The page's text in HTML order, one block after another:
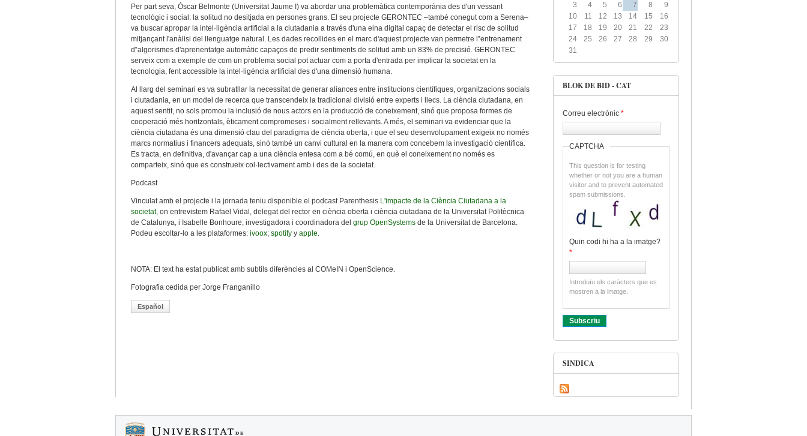
Per part seva, Óscar Belmonte (Universitat Jaume I) va abordar una problemàtica contemporània des d'un vessant
tecnològic i social: la solitud no desitjada en persones grans. El seu projecte GERONTEC –també conegut com a Serena–
va buscar apropar la intel·ligència artificial a la ciutadania a través d'una eina digital capaç de detectar el risc de solitud
mitjançant l'anàlisi del llenguatge natural. Les dades recollides en el marc d'aquest projecte van permetre l‟entrenament
d‟algorismes d'aprenentatge automàtic capaços de predir sentiments de solitud amb un 83% de precisió. GERONTEC
serveix com a exemple de com un problema social pot actuar com a porta d'entrada per implicar la societat en la
tecnologia, fent accessible la intel·ligència artificial des d'una dimensió humana.
Al llarg del seminari es va subratllar la necessitat de generar aliances entre institucions científiques, organitzacions socials
i ciutadania, en un model de recerca que transcendeix la tradicional divisió entre experts i llecs. La ciència ciutadana, en
aquest sentit, no sols promou la inclusió de nous actors en la producció de coneixement, sinó que proposa formes de
cooperació més horitzontals, èticament compromeses i socialment rellevants. A més, el seminari va evidenciar que la
ciència ciutadana és una dimensió clau del paradigma de ciència oberta, i que el seu desenvolupament exigeix ​​no només
marcs normatius i financers adequats, sinó també un canvi cultural en la manera com concebem la investigació científica.
Es tracta, en definitiva, d'avançar cap a una ciència entesa com a bé comú, en què el coneixement no només es
comparteix, sinó que es construeix col·lectivament amb i des de la societat.
Podcast
Vinculat amb el projecte i la jornada teniu disponible el podcast Parenthesis L'impacte de la Ciència Ciutadana a la
societat, on entrevistem Rafael Vidal, delegat del rector en ciència oberta i ciència ciutadana de la Universitat Politècnica
de Catalunya, i Isabelle Bonhoure, investigadora i coordinadora del grup OpenSystems de la Universitat de Barcelona.
Podeu escoltar-lo a les plataformes: ivoox; spotify y apple.
NOTA: El text ha estat publicat amb subtils diferències al COMeIN i OpenScience.
Fotografia cedida per Jorge Franganillo
Español
3
4 5 6 7 8
9
10
11 12 13 14 15
16
17
18 19 20 21 22
23
24
25 26 27 28 29
30
31
BLOK DE BID - CAT
Correu electrònic *
CAPTCHA
This question is for testing
whether or not you are a human
visitor and to prevent automated
spam submissions.
Quin codi hi ha a la imatge?
*
Introduïu els caràcters que es
mostren a la imatge.
SINDICA